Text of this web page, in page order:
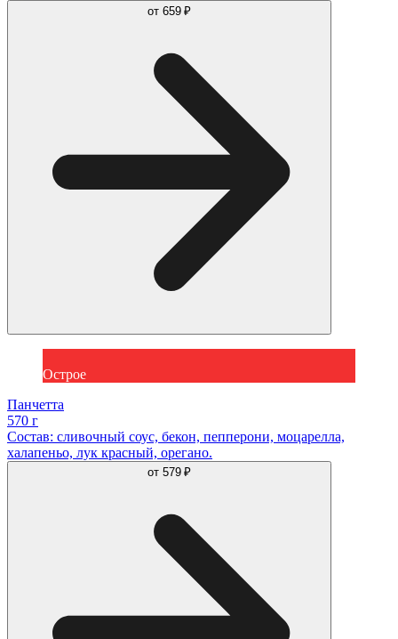
от 659 ₽
Острое
Панчетта
570 г
Состав: сливочный соус, бекон, пепперони, моцарелла,
халапеньо, лук красный, орегано.
от 579 ₽